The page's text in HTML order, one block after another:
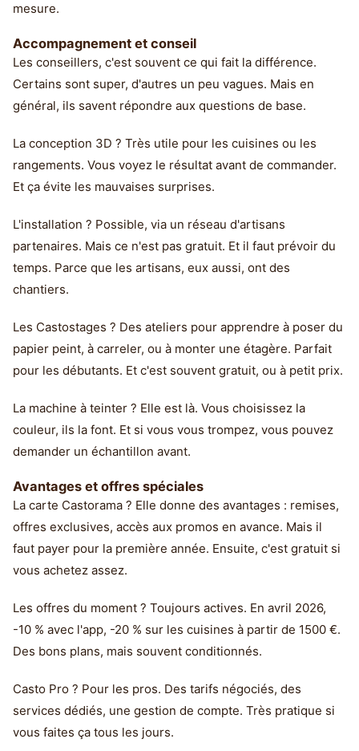
mesure.
Accompagnement et conseil
Les conseillers, c'est souvent ce qui fait la différence.
Certains sont super, d'autres un peu vagues. Mais en
général, ils savent répondre aux questions de base.
La conception 3D ? Très utile pour les cuisines ou les
rangements. Vous voyez le résultat avant de commander.
Et ça évite les mauvaises surprises.
L'installation ? Possible, via un réseau d'artisans
partenaires. Mais ce n'est pas gratuit. Et il faut prévoir du
temps. Parce que les artisans, eux aussi, ont des
chantiers.
Les Castostages ? Des ateliers pour apprendre à poser du
papier peint, à carreler, ou à monter une étagère. Parfait
pour les débutants. Et c'est souvent gratuit, ou à petit prix.
La machine à teinter ? Elle est là. Vous choisissez la
couleur, ils la font. Et si vous vous trompez, vous pouvez
demander un échantillon avant.
Avantages et offres spéciales
La carte Castorama ? Elle donne des avantages : remises,
offres exclusives, accès aux promos en avance. Mais il
faut payer pour la première année. Ensuite, c'est gratuit si
vous achetez assez.
Les offres du moment ? Toujours actives. En avril 2026,
-10 % avec l'app, -20 % sur les cuisines à partir de 1500 €.
Des bons plans, mais souvent conditionnés.
Casto Pro ? Pour les pros. Des tarifs négociés, des
services dédiés, une gestion de compte. Très pratique si
vous faites ça tous les jours.